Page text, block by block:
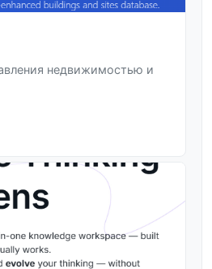
недвижимостью и